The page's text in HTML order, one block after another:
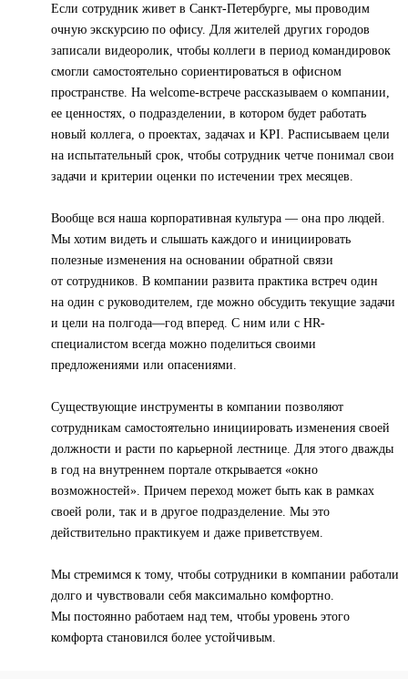
Если сотрудник живет в Санкт-Петербурге, мы проводим
очную экскурсию по офису. Для жителей других городов
записали видеоролик, чтобы коллеги в период командировок
смогли самостоятельно сориентироваться в офисном
пространстве. На welcome-встрече рассказываем о компании,
ее ценностях, о подразделении, в котором будет работать
новый коллега, о проектах, задачах и KPI. Расписываем цели
на испытательный срок, чтобы сотрудник четче понимал свои
задачи и критерии оценки по истечении трех месяцев.
Вообще вся наша корпоративная культура — она про людей.
Мы хотим видеть и слышать каждого и инициировать
полезные изменения на основании обратной связи
от сотрудников. В компании развита практика встреч один
на один с руководителем, где можно обсудить текущие задачи
и цели на полгода—год вперед. С ним или с HR-
специалистом всегда можно поделиться своими
предложениями или опасениями.
Существующие инструменты в компании позволяют
сотрудникам самостоятельно инициировать изменения своей
должности и расти по карьерной лестнице. Для этого дважды
в год на внутреннем портале открывается «окно
возможностей». Причем переход может быть как в рамках
своей роли, так и в другое подразделение. Мы это
действительно практикуем и даже приветствуем.
Мы стремимся к тому, чтобы сотрудники в компании работали
долго и чувствовали себя максимально комфортно.
Мы постоянно работаем над тем, чтобы уровень этого
комфорта становился более устойчивым.